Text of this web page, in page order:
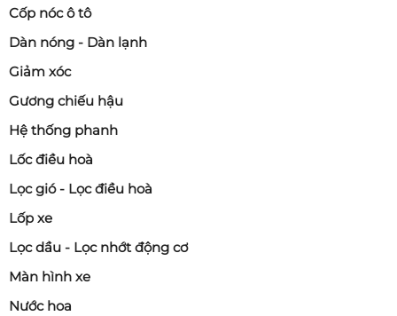
Cốp nóc ô tô
Dàn nóng - Dàn lạnh
Giảm xóc
Gương chiếu hậu
Hệ thống phanh
Lốc điều hoà
Lọc gió - Lọc điều hoà
Lốp xe
Lọc dầu - Lọc nhớt động cơ
Màn hình xe
Nước hoa